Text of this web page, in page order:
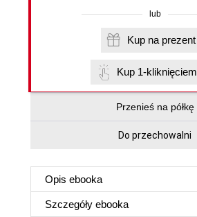
lub
Kup na prezent
Kup 1-kliknięciem
Przenieś na półkę
Do przechowalni
Opis ebooka
Szczegóły ebooka